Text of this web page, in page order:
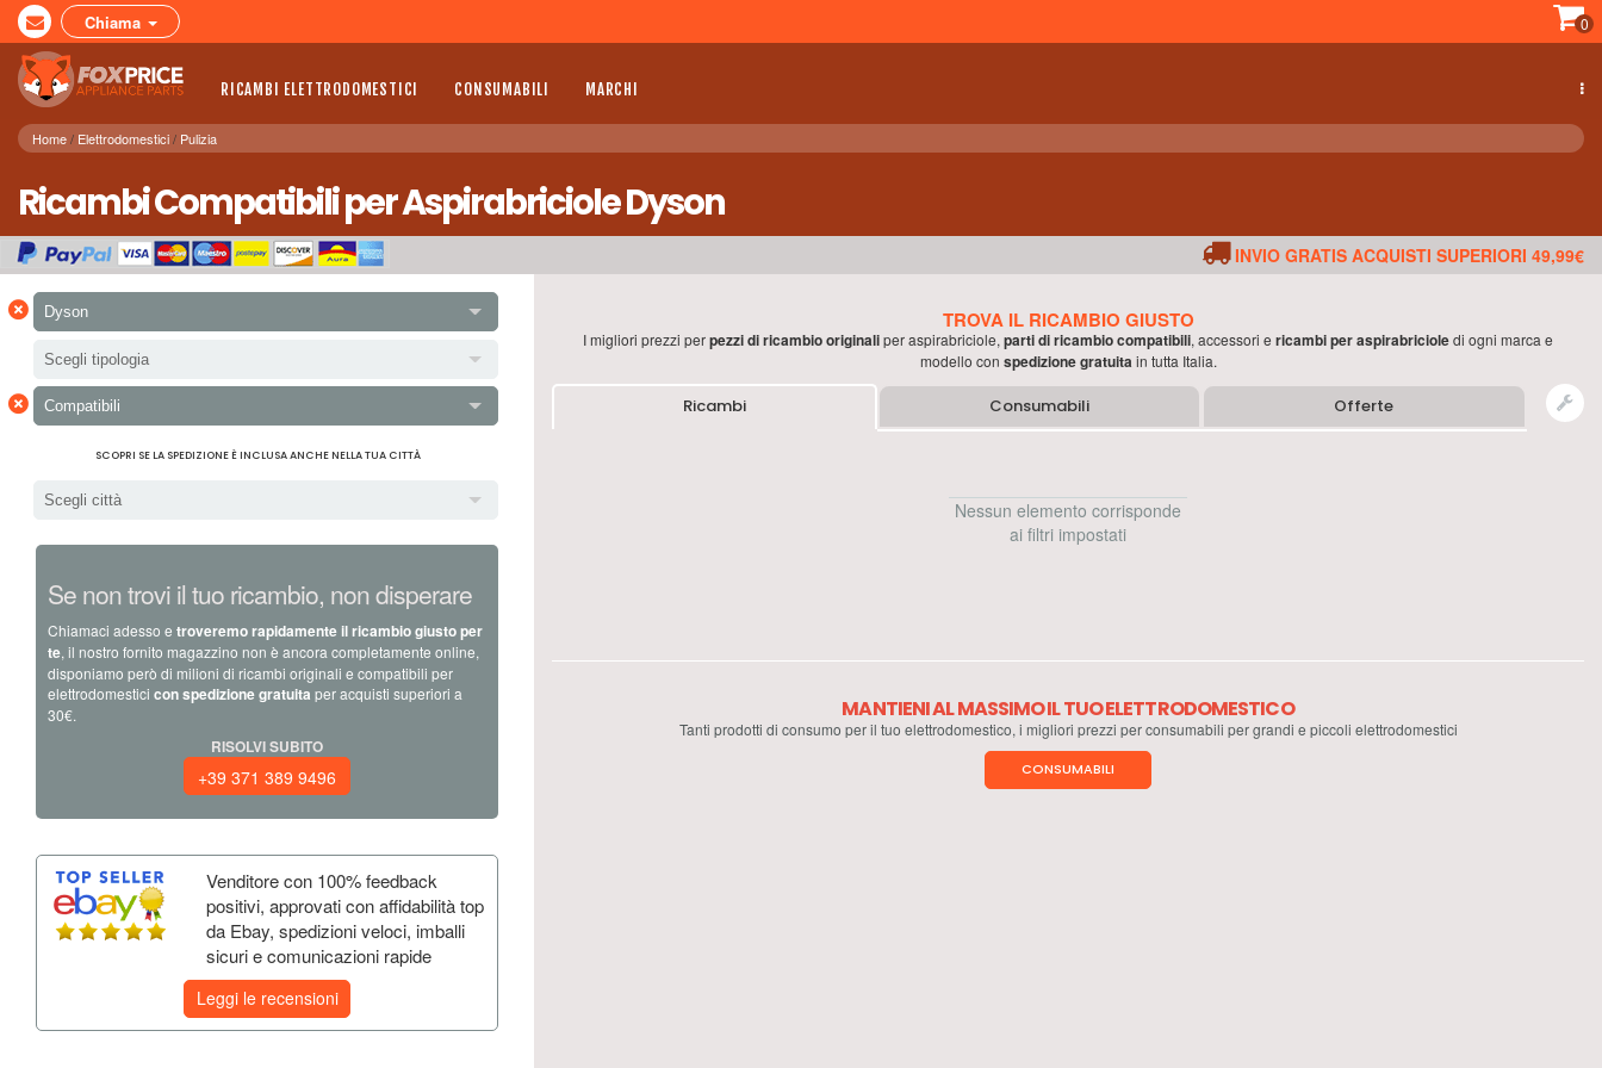
Chiama 0
RICAMBI ELETTRODOMESTICI CONSUMABILI MARCHI
Home Elettrodomestici Pulizia
Ricambi Compatibili per Aspirabriciole Dyson
INVIO GRATIS ACQUISTI SUPERIORI 49,99€
× Dyson
Scegli tipologia
× Compatibili
SCOPRI SE LA SPEDIZIONE È INCLUSA ANCHE NELLA TUA CITTÀ
Scegli città
Se non trovi il tuo ricambio, non disperare
Chiamaci adesso e troveremo rapidamente il ricambio giusto per
te, il nostro fornito magazzino non è ancora completamente online,
disponiamo però di milioni di ricambi originali e compatibili per
elettrodomestici con spedizione gratuita per acquisti superiori a
30€.
RISOLVI SUBITO
+39 371 389 9496
Venditore con 100% feedback
positivi, approvati con affidabilità top
da Ebay, spedizioni veloci, imballi
sicuri e comunicazioni rapide
Leggi le recensioni
TROVA IL RICAMBIO GIUSTO
I migliori prezzi perpezzi di ricambio originaliperaspirabriciole, parti di ricambio compatibili, accessori e ricambi peraspirabricioledi ogni marca e
modello con spedizione gratuita in tutta Italia.
Ricambi Consumabili Offerte
Nessun elemento corrisponde
ai filtri impostati
MANTIENI AL MASSIMO IL TUO ELETTRODOMESTICO
Tanti prodotti di consumo per il tuo elettrodomestico, i migliori prezzi per consumabili per grandi e piccoli elettrodomestici
CONSUMABILI